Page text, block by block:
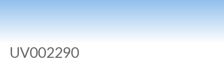
UV002290